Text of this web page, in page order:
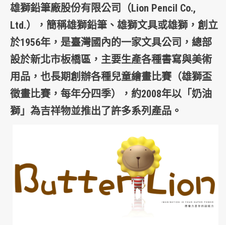
雄獅鉛筆廠股份有限公司
（Lion Pencil Co.,
Ltd.），簡稱雄獅鉛筆 、 雄獅文具或雄獅 ，創立
於1956年，是臺灣國內的一家文具公司，總部
設於新北市板橋區 ，主要生產各種書寫與美術
用品，也長期創辦各種兒童繪畫比賽（雄獅盃
徵畫比賽，每年分四季），約2008年以「奶油
獅」為吉祥物並推出了許多系列產品。